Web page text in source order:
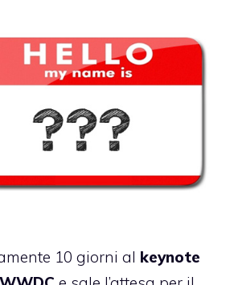
10 giorni al keynote